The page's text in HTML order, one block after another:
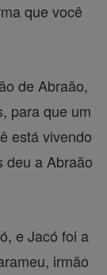
que você
de Abraão,
para que um
está vivendo
deu a Abraão
e Jacó foi a
irmão